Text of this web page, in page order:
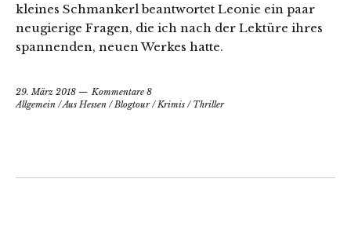
kleines Schmankerl beantwortet Leonie ein paar
neugierige Fragen, die ich nach der Lektüre ihres
spannenden, neuen Werkes hatte.
29. März 2018
Kommentare 8
Allgemein /Aus Hessen /Blogtour/Krimis / Thriller